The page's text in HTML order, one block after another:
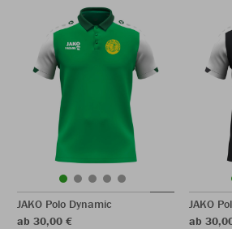
JAKO Polo Dynamic
ab 30,00 €
JAKO
ab